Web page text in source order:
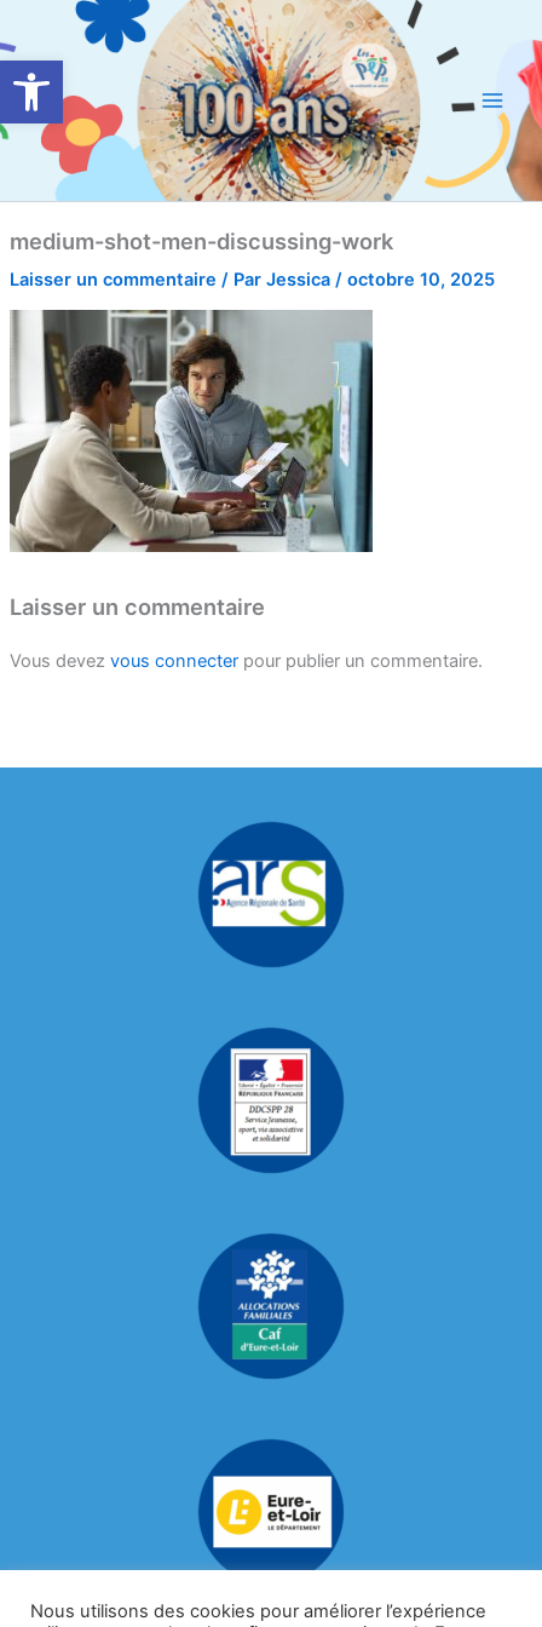
Ouvrir la barre d’outils
au
contenu
medium-shot-men-discussing-work
Laisser un commentaire / Par Jessica / octobre 10, 2025
Laisser un commentaire
Vous devez vous connecterpour publier un commentaire.
Nous utilisons des cookies pour améliorer l’expérience